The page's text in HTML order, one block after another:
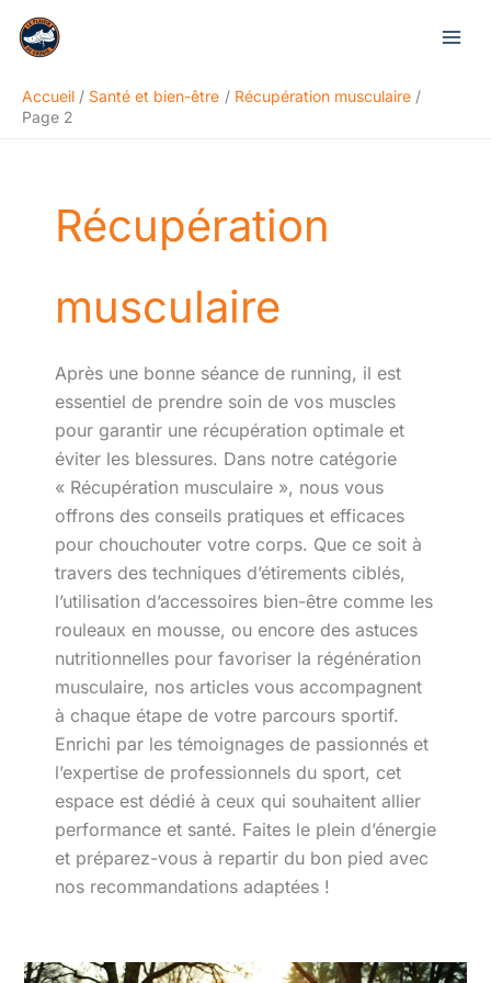
Accueil
Santé et bien-être
Récupération musculaire
Page 2
Récupération
musculaire
Après une bonne séance de running, il est
essentiel de prendre soin de vos muscles
pour garantir une récupération optimale et
éviter les blessures. Dans notre catégorie
« Récupération musculaire », nous vous
offrons des conseils pratiques et efficaces
pour chouchouter votre corps. Que ce soit à
travers des techniques d’étirements ciblés,
l’utilisation d’accessoires bien-être comme les
rouleaux en mousse, ou encore des astuces
nutritionnelles pour favoriser la régénération
musculaire, nos articles vous accompagnent
à chaque étape de votre parcours sportif.
Enrichi par les témoignages de passionnés et
l’expertise de professionnels du sport, cet
espace est dédié à ceux qui souhaitent allier
performance et santé. Faites le plein d’énergie
et préparez-vous à repartir du bon pied avec
nos recommandations adaptées !
Rechercher